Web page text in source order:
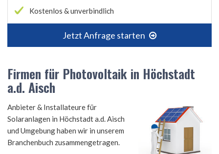
Kostenlos & unverbindlich
Jetzt Anfrage starten
Firmen für Photovoltaik in Höchstadt
a.d. Aisch
Anbieter & Installateure für
Solaranlagen in Höchstadt a.d. Aisch
und Umgebung haben wir in unserem
Branchenbuch zusammengetragen.